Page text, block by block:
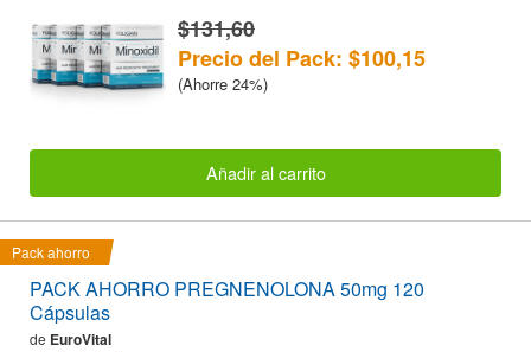
$131,60
Precio del Pack: $100,15
(Ahorre 24%)
Añadir al carrito
Pack ahorro
PACK AHORRO PREGNENOLONA 50mg 120
Cápsulas
de EuroVital